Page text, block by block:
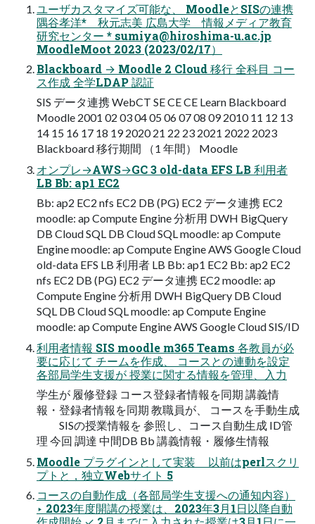
ユーザカスタマイズ可能な、 MoodleとSISの連携
隅谷孝洋* 秋元志美 広島大学 情報メディア教育
研究センター * sumiya@hiroshima-u.ac.jp
MoodleMoot 2023 (2023/02/17）
Blackboard → Moodle 2 Cloud 移行 全科目 コー
ス作成 全学LDAP 認証
SIS データ連携 WebCT SE CE CE Learn Blackboard
Moodle 2001 02 03 04 05 06 07 08 09 2010 11 12 13
14 15 16 17 18 19 2020 21 22 23 2021 2022 2023
Blackboard 移行期間 （1 年間） Moodle
オンプレ→AWS→GC 3 old-data EFS LB 利用者
LB Bb: ap1 EC2
Bb: ap2 EC2 nfs EC2 DB (PG) EC2 データ連携 EC2
moodle: ap Compute Engine 分析用 DWH BigQuery
DB Cloud SQL DB Cloud SQL moodle: ap Compute
Engine moodle: ap Compute Engine AWS Google Cloud
old-data EFS LB 利用者 LB Bb: ap1 EC2 Bb: ap2 EC2
nfs EC2 DB (PG) EC2 データ連携 EC2 moodle: ap
Compute Engine 分析用 DWH BigQuery DB Cloud
SQL DB Cloud SQL moodle: ap Compute Engine
moodle: ap Compute Engine AWS Google Cloud SIS/ID
利用者情報 SIS moodle m365 Teams 各教員が必
要に応じて チームを作成、 コースとの連動を設定
各部局学生支援が 授業に関する情報を管理、入力
学生が 履修登録 コース登録者情報を同期 講義情
報・登録者情報を同期 教職員が、 コースを手動生成
SISの授業情報を 参照し、コース自動生成 ID管
理 今回 調達 中間DB Bb 講義情報・履修生情報
Moodle プラグインとして実装 以前はperlスクリ
プトと，独立Webサイト 5
コースの自動作成（各部局学生支援への通知内容）
‣ 2023年度開講の授業は、2023年3月1日以降自動